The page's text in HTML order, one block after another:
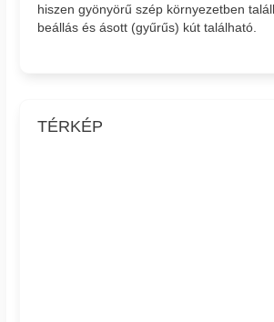
hiszen gyönyörű szép környezetben
beállás és ásott (gyűrűs) kút található.
TÉRKÉP